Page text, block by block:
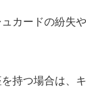
カードの紛失
持つ場合は、